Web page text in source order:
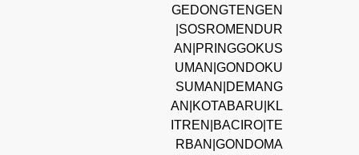
GEDONGTENGEN
|SOSROMENDUR
AN|PRINGGOKUS
UMAN|GONDOKU
SUMAN|DEMANG
AN|KOTABARU|KL
ITREN|BACIRO|TE
RBAN|GONDOMA